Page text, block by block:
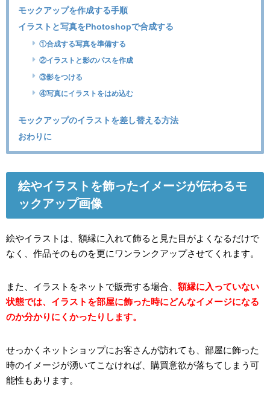
モックアップを作成する手順
イラストと写真をPhotoshopで合成する
①合成する写真を準備する
②イラストと影のパスを作成
③影をつける
④写真にイラストをはめ込む
モックアップのイラストを差し替える方法
おわりに
絵やイラストを飾ったイメージが伝わるモ
ックアップ画像
絵やイラストは、額縁に入れて飾ると見た目がよくなるだけで
なく、作品そのものを更にワンランクアップさせてくれます。
また、イラストをネットで販売する場合、 額縁に入っていない
状態では、イラストを部屋に飾った時にどんなイメージになる
のか分かりにくかったりします。
せっかくネットショップにお客さんが訪れても、部屋に飾った
時のイメージが湧いてこなければ、購買意欲が落ちてしまう可
能性もあります。